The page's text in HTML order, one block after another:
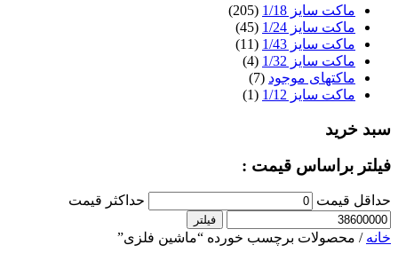
ماکت سایز 1/18
(205)
ماکت سایز 1/24
(45)
ماکت سایز 1/43
(11)
ماکت سایز 1/32
(4)
ماکتهای موجود (7)
ماکت سایز 1/12
(1)
سبد خرید
فیلتر براساس قیمت :
حداقل قیمت حداکثر قیمت
فیلتر
خانه / محصولات برچسب خورده “ماشین فلزی”